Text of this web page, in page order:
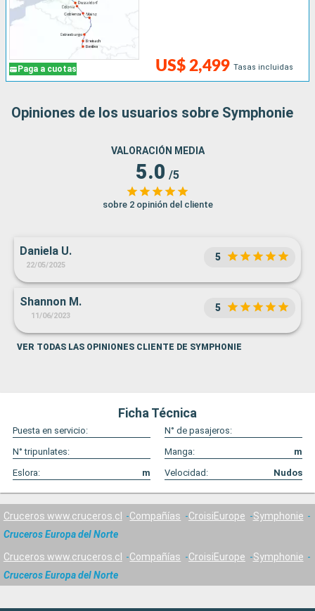
Paga a cuotas US$ 2,499 Tasas incluidas
Opiniones de los usuarios sobre Symphonie
VALORACIÓN MEDIA
5.0 /5
sobre 2 opinión del cliente
Daniela U.
22/05/2025
5
Shannon M.
11/06/2023
5
VER TODAS LAS OPINIONES CLIENTE DE SYMPHONIE
Ficha Técnica
Puesta en servicio:
N° de pasajeros:
N° tripunlates:
Manga:
m
Eslora:
m Velocidad: Nudos
Cruceros www.cruceros.cl Compañías CroisiEurope
Symphonie
Cruceros Europa del Norte
Cruceros www.cruceros.cl Compañías CroisiEurope
Symphonie
Cruceros Europa del Norte